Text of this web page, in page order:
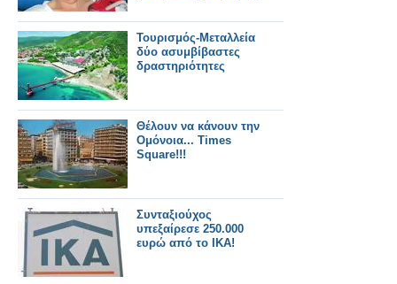
Τουρισμός-Μεταλλεία
δύο ασυμβίβαστες
δραστηριότητες
Θέλουν να κάνουν την
Ομόνοια... Times
Square!!!
Συνταξιούχος
υπεξαίρεσε 250.000
ευρώ από το ΙΚΑ!